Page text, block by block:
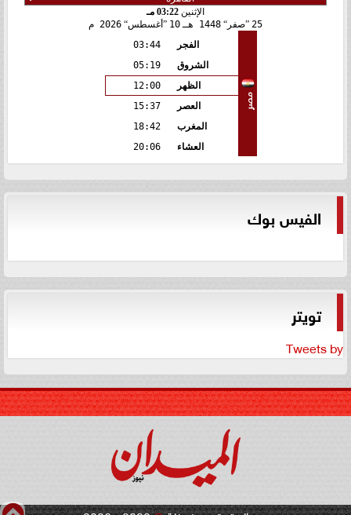
الإثنين 03:22 مـ
25
صفر 1448 هـ 10 أغسطس 2026 م
مصر
الفجر
03:44
الشروق
05:19
الظهر
12:00
العصر
15:37
المغرب
18:42
العشاء
20:06
الفيس بوك
تويتر
Tweets by